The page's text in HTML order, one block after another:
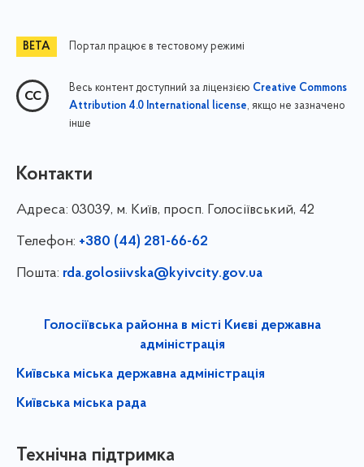
Портал працює в тестовому режимі
Весь контент доступний за ліцензією Creative Commons
Attribution 4.0 International license, якщо не зазначено
інше
Контакти
Адреса: 03039, м. Київ, просп. Голосіївський, 42
Телефон: +380 (44) 281-66-62
Пошта: rda.golosiivska@kyivcity.gov.ua
Голосіївська районна в місті Києві державна
адміністрація
Київська міська державна адміністрація
Київська міська рада
Технічна підтримка